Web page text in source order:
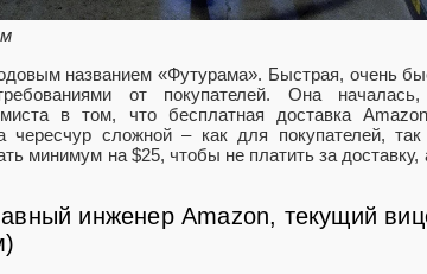
названием «Футурама». Быстрая, очень
от покупателей. Она началась,
в том, что бесплатная доставка
чересчур сложной – как для покупателей,
минимум на $25, чтобы не платить за доставку,
инженер Amazon, текущий